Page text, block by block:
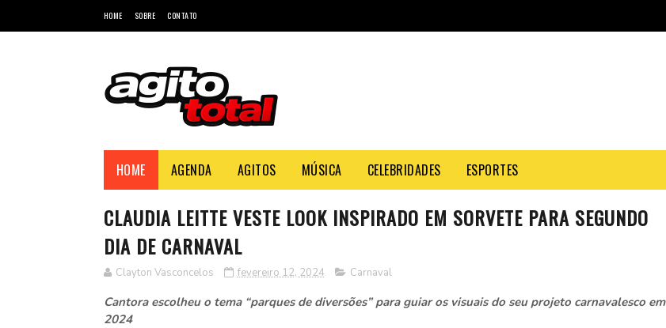
HOME SOBRE CONTATO
HOME AGENDA AGITOS MÚSICA CELEBRIDADES ESPORTES
CLAUDIA LEITTE VESTE LOOK INSPIRADO EM SORVETE PARA SEGUNDO
DIA DE CARNAVAL
Clayton Vasconcelos fevereiro 12, 2024 Carnaval
Cantora escolheu o tema “parques de diversões” para guiar os visuais do seu projeto carnavalesco em
2024